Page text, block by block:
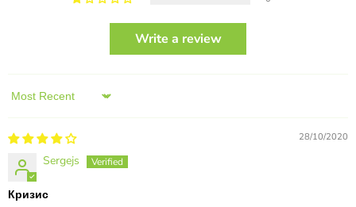
Write a review
Sort by
28/10/2020
Sergejs
Кризис